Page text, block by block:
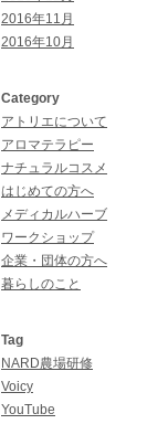
2016年11月
2016年10月
Category
アトリエについて
アロマテラピー
ナチュラルコスメ
はじめての方へ
メディカルハーブ
ワークショップ
企業・団体の方へ
暮らしのこと
Tag
NARD農場研修
Voicy
YouTube